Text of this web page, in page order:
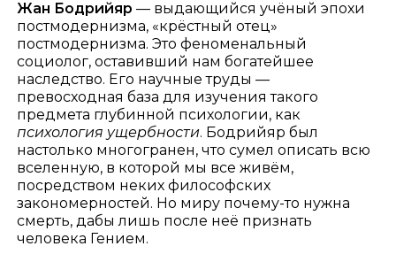
Жан Бодрийяр — выдающийся учёный эпохи
постмодернизма, «крёстный отец»
постмодернизма. Это феноменальный
социолог, оставивший нам богатейшее
наследство. Его научные труды —
превосходная база для изучения такого
предмета глубинной психологии, как
психология ущербности. Бодрийяр был
настолько многогранен, что сумел описать всю
вселенную, в которой мы все живём,
посредством неких философских
закономерностей. Но миру почему-то нужна
смерть, дабы лишь после неё признать
человека Гением.